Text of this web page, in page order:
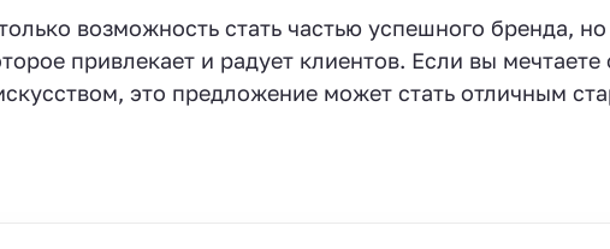
возможность стать частью успешного бренда, но
привлекает и радует клиентов. Если вы мечтаете
это предложение может стать отличным